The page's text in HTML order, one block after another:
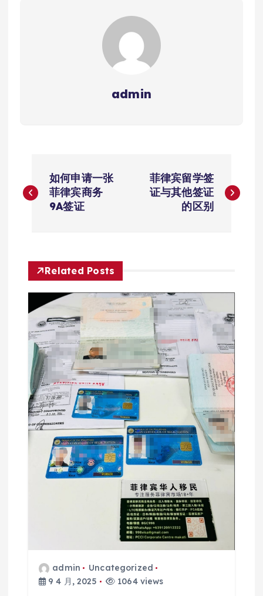
admin
章
航
如何申请一张
菲律宾商务
9A签证
菲律宾留学签
证与其他签证
的区别
Related Posts
admin
Uncategorized
9 4 月, 2025
1064 views